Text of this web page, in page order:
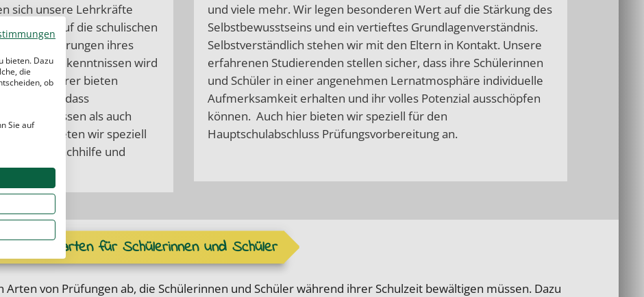
sich unsere Lehrkräfte
sowohl auf die schulischen
Anforderungen ihres
von Fachkenntnissen wird
bieten
dass
Wissen als auch
hier bieten wir speziell
Nachhilfe und
und viele mehr. Wir legen besonderen Wert auf die Stärkung des
Selbstbewusstseins und ein vertieftes Grundlagenverständnis.
Selbstverständlich stehen wir mit den Eltern in Kontakt. Unsere
erfahrenen Studierenden stellen sicher, dass ihre Schülerinnen
und Schüler in einer angenehmen Lernatmosphäre individuelle
Aufmerksamkeit erhalten und ihr volles Potenzial ausschöpfen
können. Auch hier bieten wir speziell für den
Hauptschulabschluss Prüfungsvorbereitungan.
Prüfungsarten für Schülerinnen und Schüler
von Prüfungen ab, die Schülerinnen und Schüler während ihrer Schulzeit bewältigen müssen. Dazu
bieten. Dazu
die
ob
Sie auf